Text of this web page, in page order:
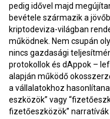
pedig idővel majd
bevétele származik a
kriptodeviza-világban
működnek. Nem csupán
nincs gazdasági
protokollok és dAppok –
alapján működő
a vállalatokhoz
eszközök” vagy
fizetőeszközök”